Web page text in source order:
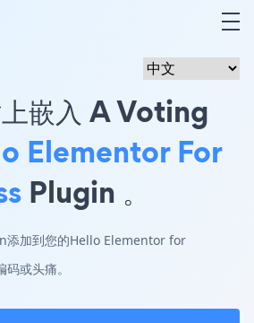
嵌入 A Voting
Elementor For
Plugin 。
加到您的Hello Elementor for
或头痛。